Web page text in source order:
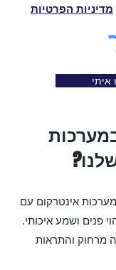
מדיניות הפרטיות
איתי
אינטרקום עם
פנים ושמע איכותי.
מרחוק והתראות